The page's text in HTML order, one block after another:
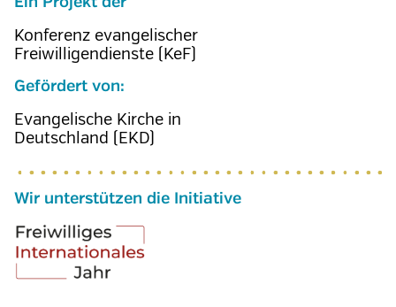
Konferenz evangelischer
Freiwilligendienste (KeF)
Gefördert von:
Evangelische Kirche in
Deutschland (EKD)
Wir unterstützen die Initiative